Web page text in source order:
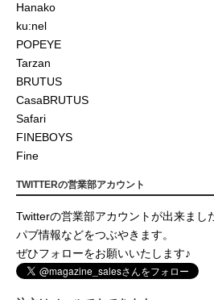
Hanako
ku:nel
POPEYE
Tarzan
BRUTUS
CasaBRUTUS
Safari
FINEBOYS
Fine
TWITTERの営業部アカウント
Twitterの営業部アカウントが出来まし
パブ情報などをつぶやきます。
ぜひフォローをお願いいたします♪